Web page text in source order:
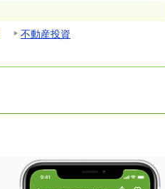
不動産投資